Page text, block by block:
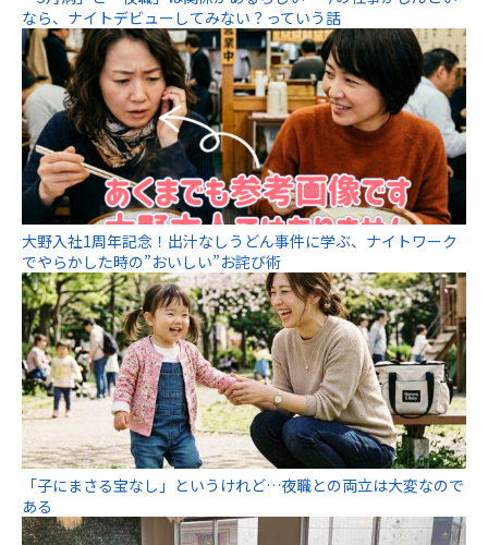
なら、ナイトデビューしてみない？っていう話
大野入社1周年記念！出汁なしうどん事件に学ぶ、ナイトワーク
でやらかした時の”おいしい”お詫び術
「子にまさる宝なし」というけれど…夜職との両立は大変なので
ある